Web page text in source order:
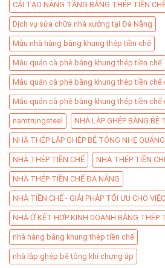
CẢI TẠO NÂNG TẦNG BẰNG THÉP TIỀN
Dịch vụ sửa chữa nhà xưởng tại Đà Nẵng
Mẫu nhà hàng bằng khung thép tiền chế
Mẫu quán cà phê bằng khung thép tiền chế
Mẫu quán cà phê bằng khung thép tiền chế
Mẫu quán cà phê bằng khung thép tiền chế
namtrungsteel NHÀ LẮP GHÉP BẰNG BÊ
NHÀ THÉP LẮP GHÉP BÊ TÔNG NHẸ
NHÀ THÉP TIỀN CHẾ NHÀ THÉP TIỀN
NHÀ THÉP TIỀN CHẾ ĐÀ NẴNG
NHÀ TIỀN CHẾ - GIẢI PHÁP TỐI ƯU CHO
NHÀ Ở KẾT HỢP KINH DOANH BẰNG THÉP
nhà hàng bằng khung thép tiền chế
nhà lắp ghép bê tông khí chưng áp